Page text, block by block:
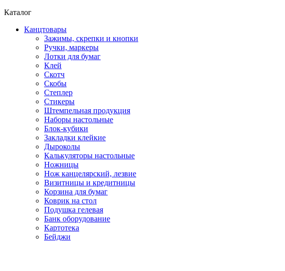
Каталог
Канцтовары
Зажимы, скрепки и кнопки
Ручки, маркеры
Лотки для бумаг
Клей
Скотч
Скобы
Степлер
Стикеры
Штемпельная продукция
Наборы настольные
Блок-кубики
Закладки клейкие
Дыроколы
Калькуляторы настольные
Ножницы
Нож канцелярский, лезвие
Визитницы и кредитницы
Корзина для бумаг
Коврик на стол
Подушка гелевая
Банк оборудование
Картотека
Бейджи